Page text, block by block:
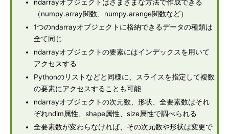
ndarrayオブジェクトはさまざまな方法で作成できる
（numpy.array関数、numpy.arange関数など）
1つのndarrayオブジェクトに格納できるデータの種類は
全て同じ
ndarrayオブジェクトの要素にはインデックスを用いて
アクセスする
Pythonのリストなどと同様に、スライスを指定して複数
の要素にアクセスすることも可能
ndarrayオブジェクトの次元数、形状、全要素数はそれ
ぞれndim属性、shape属性、size属性で調べられる
全要素数が変わらなければ、その次元数や形状は変更で